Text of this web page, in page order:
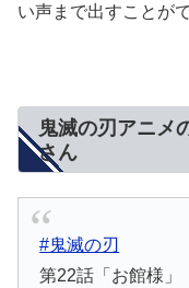
い声まで出すことが
鬼滅の刃アニメ
さん
#鬼滅の刃
第22話「お館様」